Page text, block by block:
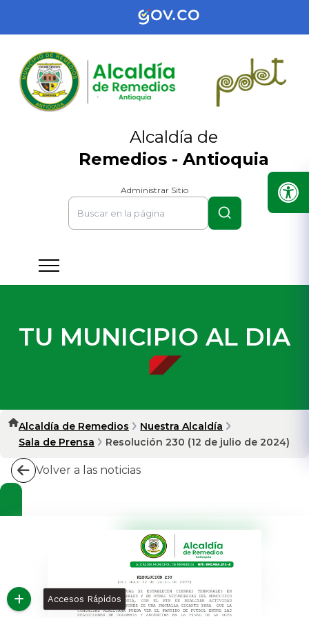
Alcaldía de
Remedios - Antioquia
Administrar Sitio
TU MUNICIPIO AL DIA
Alcaldía de Remedios
Nuestra Alcaldía
Sala de Prensa
Resolución 230 (12 de julio de 2024)
Volver a las noticias
Accesos Rápidos